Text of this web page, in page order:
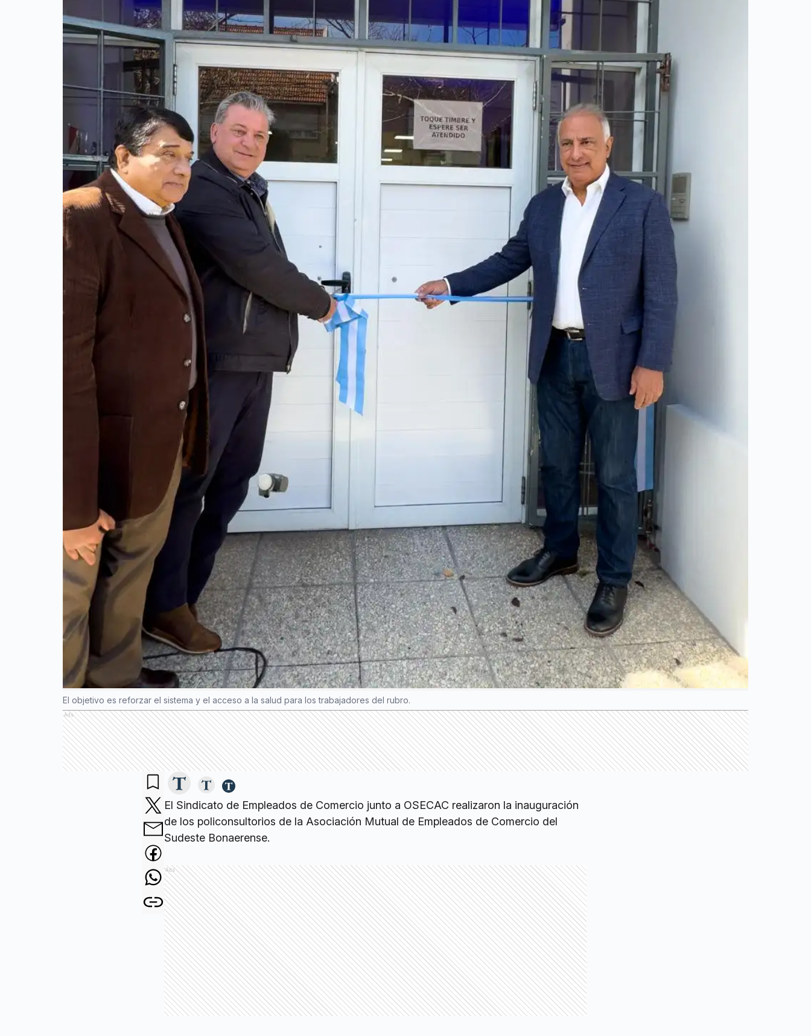
El objetivo es reforzar el sistema y el acceso a la salud para los trabajadores del rubro.
Ads
El Sindicato de Empleados de Comercio junto a OSECAC realizaron la inauguración
de los policonsultorios de la Asociación Mutual de Empleados de Comercio del
Sudeste Bonaerense.
Ads